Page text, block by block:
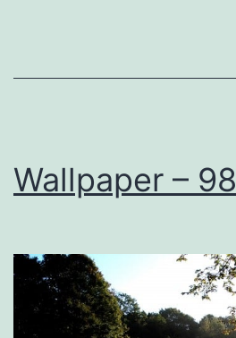
Wallpaper – 98